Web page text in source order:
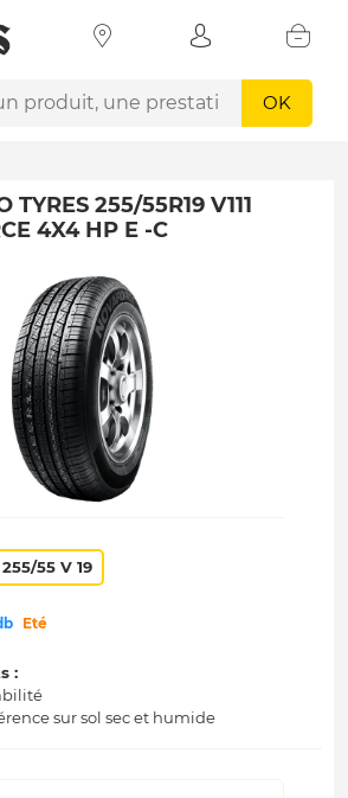
OK
TYRES 255/55R19 V111
4X4 HP E -C
255/55 V 19
Eté
:
sur sol sec et humide